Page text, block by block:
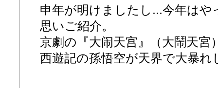
申年が明けましたし...今年はや
思いご紹介。
京劇の『大闹天宫』（大鬧天宮
西遊記の孫悟空が天界で大暴れ